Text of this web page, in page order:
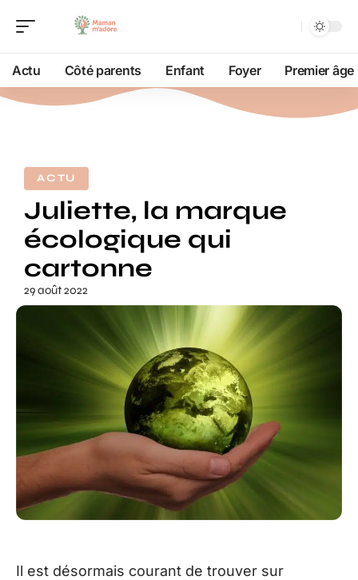
Actu Côté parents Enfant Foyer Premier âge
ACTU
Juliette, la marque
écologique qui
cartonne
29 août 2022
Il est désormais courant de trouver sur